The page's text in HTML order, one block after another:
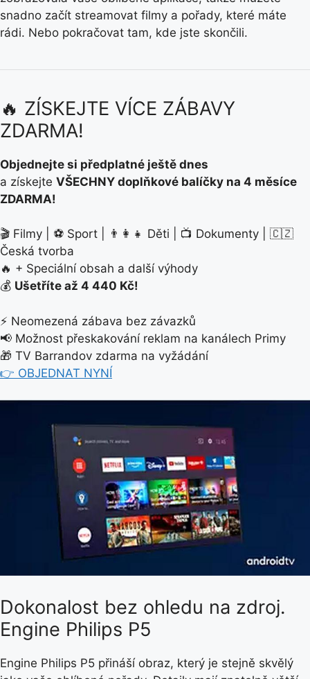
snadno začít streamovat filmy a pořady, které máte
rádi. Nebo pokračovat tam, kde jste skončili.
🔥 ZÍSKEJTE VÍCE ZÁBAVY
ZDARMA!
Objednejte si předplatné ještě dnes
a získejte VŠECHNY doplňkové balíčky na 4 měsíce
ZDARMA!
🎬 Filmy | ⚽ Sport | 👨‍👩‍👧 Děti | 📺 Dokumenty | 🇨🇿
Česká tvorba
🔥 + Speciální obsah a další výhody
💰 Ušetříte až 4 440 Kč!
⚡ Neomezená zábava bez závazků
📢 Možnost přeskakování reklam na kanálech Primy
🎁 TV Barrandov zdarma na vyžádání
👉 OBJEDNAT NYNÍ
Dokonalost bez ohledu na zdroj.
Engine Philips P5
Engine Philips P5 přináší obraz, který je stejně skvělý